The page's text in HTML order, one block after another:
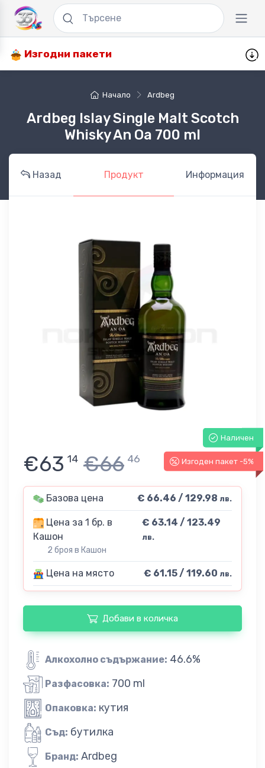
Изгодни пакети
Начало Ardbeg
Ardbeg Islay Single Malt Scotch
Whisky An Oa 700 ml
Назад Продукт Информация
Наличен
Изгоден пакет -5%
€63 14 €66 46
Базова цена € 66.46 / 129.98 лв.
Цена за 1 бр. в
Кашон
2 броя в Кашон
€ 63.14 / 123.49
лв.
Цена на място € 61.15 / 119.60 лв.
Добави в количка
Алкохолно съдържание: 46.6%
Разфасовка: 700 ml
Опаковка: кутия
Съд: бутилка
Бранд: Ardbeg